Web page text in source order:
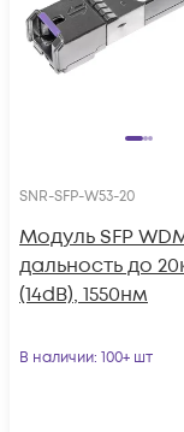
SNR-SFP-W53-20
Модуль SFP
дальность до
(14dB), 1550нм
В наличии: 100+ шт